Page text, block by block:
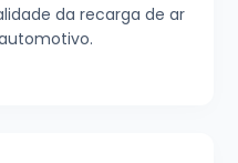
da recarga de ar